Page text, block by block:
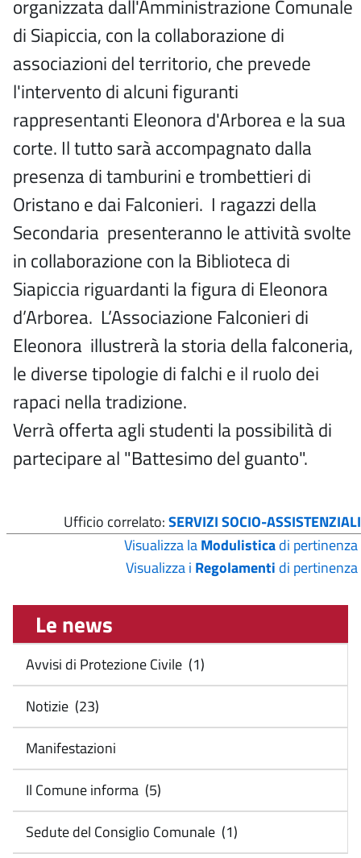
organizzata dall'Amministrazione Comunale
di Siapiccia, con la collaborazione di
associazioni del territorio, che prevede
l'intervento di alcuni figuranti
rappresentanti Eleonora d'Arborea e la sua
corte. Il tutto sarà accompagnato dalla
presenza di tamburini e trombettieri di
Oristano e dai Falconieri. I ragazzi della
Secondaria presenteranno le attività svolte
in collaborazione con la Biblioteca di
Siapiccia riguardanti la figura di Eleonora
d’Arborea. L’Associazione Falconieri di
Eleonora illustrerà la storia della falconeria,
le diverse tipologie di falchi e il ruolo dei
rapaci nella tradizione.
Verrà offerta agli studenti la possibilità di
partecipare al "Battesimo del guanto".
Ufficio correlato:SERVIZI SOCIO-ASSISTENZIALI
Visualizza laModulisticadi pertinenza
Visualizza i Regolamenti di pertinenza
Le news
Avvisi di Protezione Civile (1)
Notizie (23)
Manifestazioni
Il Comune informa (5)
Sedute del Consiglio Comunale (1)